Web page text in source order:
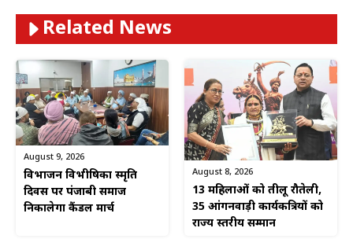
Related News
August 9, 2026
विभाजन विभीषिका स्मृति
दिवस पर पंजाबी समाज
निकालेगा कैंडल मार्च
August 8, 2026
13 महिलाओं को तीलू रौतेली,
35 आंगनवाड़ी कार्यकत्रियों को
राज्य स्तरीय सम्मान